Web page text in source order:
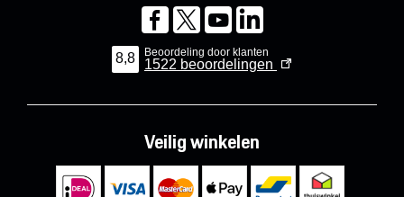
8,8 Beoordeling door klanten
1522 beoordelingen
Veilig winkelen